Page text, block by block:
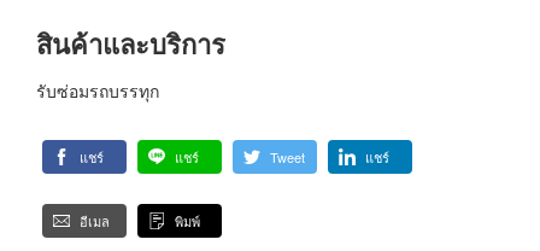
สินค้าและบริการ
รับซ่อมรถบรรทุก
แชร์ แชร์ Tweet แชร์
อีเมล พิมพ์